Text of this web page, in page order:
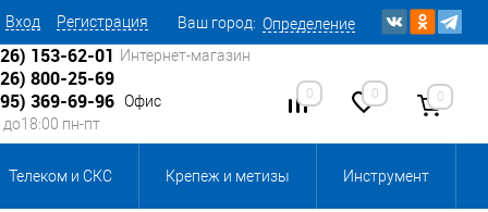
Вход Регистрация Ваш город: Определение
153-62-01 Интернет-магазин
800-25-69
369-69-96 Офис
до18:00 пн-пт
0 0 0
Телеком и СКС Крепеж и метизы Инструмент